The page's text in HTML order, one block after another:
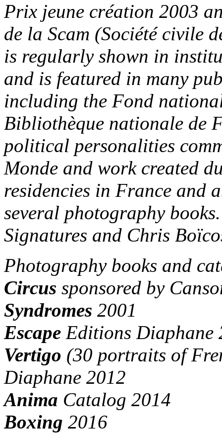
Prix jeune création 2003
de la Scam (Société civile
is regularly shown in
and is featured in many
including the Fond
Bibliothèque nationale de
political personalities
Monde and work created
residencies in France and
several photography
Signatures and Chris
Photography books and
Circus sponsored by
Syndromes 2001
Escape Editions Diaphane
Vertigo (30 portraits of
Diaphane 2012
Anima Catalog 2014
Boxing 2016